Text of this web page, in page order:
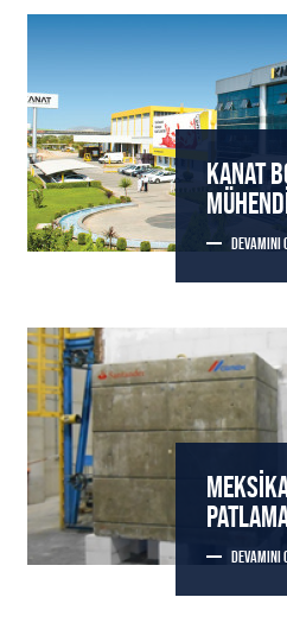
KANAT
DEVAMINI
DEVAMINI